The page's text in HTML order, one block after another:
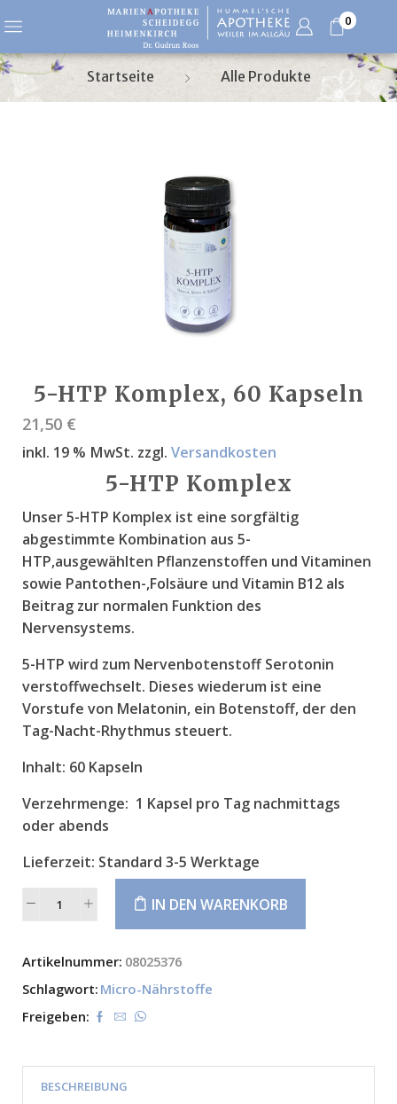
0
Startseite Alle Produkte
5-HTP Komplex, 60 Kapseln
21,50 €
inkl. 19 % MwSt. zzgl. Versandkosten
5-HTP Komplex
Unser 5-HTP Komplex ist eine sorgfältig
abgestimmte Kombination aus 5-
HTP,ausgewählten Pflanzenstoffen und Vitaminen
sowie Pantothen-,Folsäure und Vitamin B12 als
Beitrag zur normalen Funktion des
Nervensystems.
5-HTP wird zum Nervenbotenstoff Serotonin
verstoffwechselt. Dieses wiederum ist eine
Vorstufe von Melatonin, ein Botenstoff, der den
Tag-Nacht-Rhythmus steuert.
Inhalt: 60 Kapseln
Verzehrmenge: 1 Kapsel pro Tag nachmittags
oder abends
Lieferzeit: Standard 3-5 Werktage
IN DEN WARENKORB
Alternative:
Artikelnummer: 08025376
Schlagwort: Micro-Nährstoffe
Freigeben:
BESCHREIBUNG